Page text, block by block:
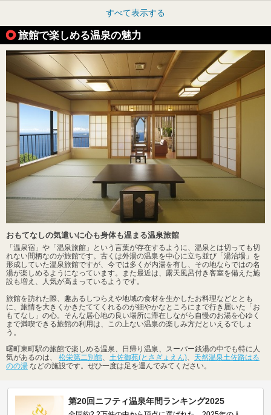
すべて表示する
旅館で楽しめる温泉の魅力
おもてなしの気遣いに心も身体も温まる温泉旅館
「温泉宿」や「温泉旅館」という言葉が存在するように、温泉とは切っても切
れない間柄なのが旅館です。古くは外湯の温泉を中心に立ち並び「湯治場」を
形成していた温泉旅館ですが、今では多くが内湯を有し、その地ならではの名
湯が楽しめるようになっています。また最近は、露天風呂付き客室を備えた施
設も増え、人気が高まっているようです。
旅館を訪れた際、趣あるしつらえや地域の食材を生かしたお料理などととも
に、旅情を大きくかきたててくれるのが細やかなところにまで行き届いた「お
もてなし」の心。そんな居心地の良い場所に滞在しながら自慢のお湯を心ゆく
まで満喫できる旅館の利用は、この上ない温泉の楽しみ方だといえるでしょ
う。
曙町東町駅の旅館で楽しめる温泉、日帰り温泉、スーパー銭湯の中でも特に人
気があるのは、 松栄第二別館 土佐御苑(とさぎょえん)
天然温泉土佐路はる
のの湯 などの施設です。ぜひ一度は足を運んでみてください。
第20回ニフティ温泉年間ランキング2025